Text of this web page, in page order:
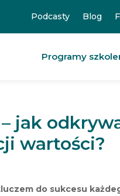
Podcasty Blog
Programy
jak
wartości?
do sukcesu